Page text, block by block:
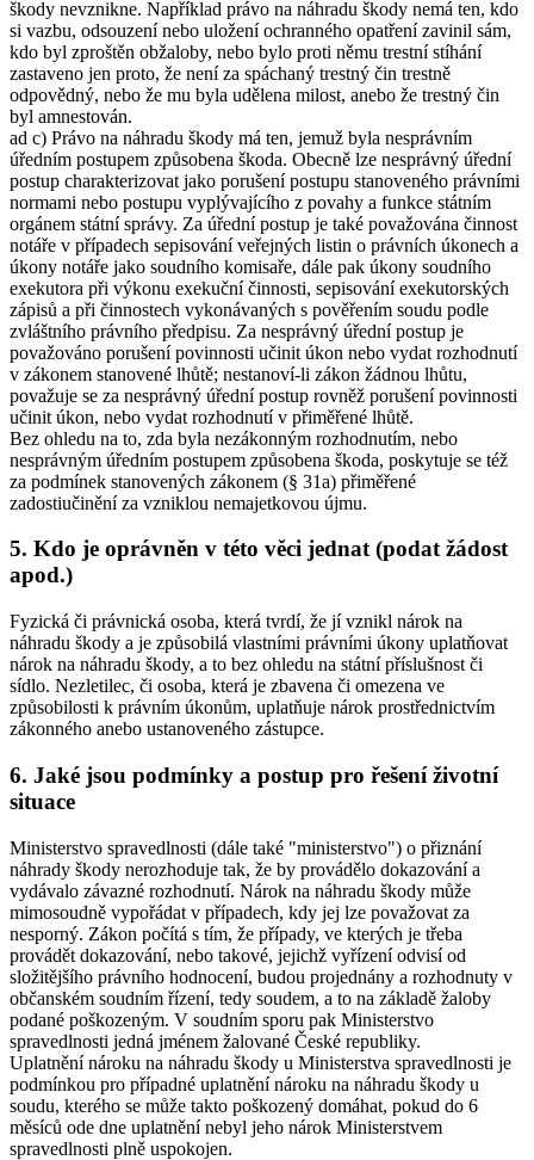
škody nevznikne. Například právo na náhradu škody nemá ten, kdo
si vazbu, odsouzení nebo uložení ochranného opatření zavinil sám,
kdo byl zproštěn obžaloby, nebo bylo proti němu trestní stíhání
zastaveno jen proto, že není za spáchaný trestný čin trestně
odpovědný, nebo že mu byla udělena milost, anebo že trestný čin
byl amnestován.
ad c) Právo na náhradu škody má ten, jemuž byla nesprávním
úředním postupem způsobena škoda. Obecně lze nesprávný úřední
postup charakterizovat jako porušení postupu stanoveného právními
normami nebo postupu vyplývajícího z povahy a funkce státním
orgánem státní správy. Za úřední postup je také považována činnost
notáře v případech sepisování veřejných listin o právních úkonech a
úkony notáře jako soudního komisaře, dále pak úkony soudního
exekutora při výkonu exekuční činnosti, sepisování exekutorských
zápisů a při činnostech vykonávaných s pověřením soudu podle
zvláštního právního předpisu. Za nesprávný úřední postup je
považováno porušení povinnosti učinit úkon nebo vydat rozhodnutí
v zákonem stanovené lhůtě; nestanoví-li zákon žádnou lhůtu,
považuje se za nesprávný úřední postup rovněž porušení povinnosti
učinit úkon, nebo vydat rozhodnutí v přiměřené lhůtě.
Bez ohledu na to, zda byla nezákonným rozhodnutím, nebo
nesprávným úředním postupem způsobena škoda, poskytuje se též
za podmínek stanovených zákonem (§ 31a) přiměřené
zadostiučinění za vzniklou nemajetkovou újmu.
5. Kdo je oprávněn v této věci jednat (podat žádost
apod.)
Fyzická či právnická osoba, která tvrdí, že jí vznikl nárok na
náhradu škody a je způsobilá vlastními právními úkony uplatňovat
nárok na náhradu škody, a to bez ohledu na státní příslušnost či
sídlo. Nezletilec, či osoba, která je zbavena či omezena ve
způsobilosti k právním úkonům, uplatňuje nárok prostřednictvím
zákonného anebo ustanoveného zástupce.
6. Jaké jsou podmínky a postup pro řešení životní
situace
Ministerstvo spravedlnosti (dále také "ministerstvo") o přiznání
náhrady škody nerozhoduje tak, že by provádělo dokazování a
vydávalo závazné rozhodnutí. Nárok na náhradu škody může
mimosoudně vypořádat v případech, kdy jej lze považovat za
nesporný. Zákon počítá s tím, že případy, ve kterých je třeba
provádět dokazování, nebo takové, jejichž vyřízení odvisí od
složitějšího právního hodnocení, budou projednány a rozhodnuty v
občanském soudním řízení, tedy soudem, a to na základě žaloby
podané poškozeným. V soudním sporu pak Ministerstvo
spravedlnosti jedná jménem žalované České republiky.
Uplatnění nároku na náhradu škody u Ministerstva spravedlnosti je
podmínkou pro případné uplatnění nároku na náhradu škody u
soudu, kterého se může takto poškozený domáhat, pokud do 6
měsíců ode dne uplatnění nebyl jeho nárok Ministerstvem
spravedlnosti plně uspokojen.